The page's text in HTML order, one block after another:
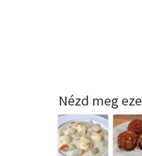
Nézd meg